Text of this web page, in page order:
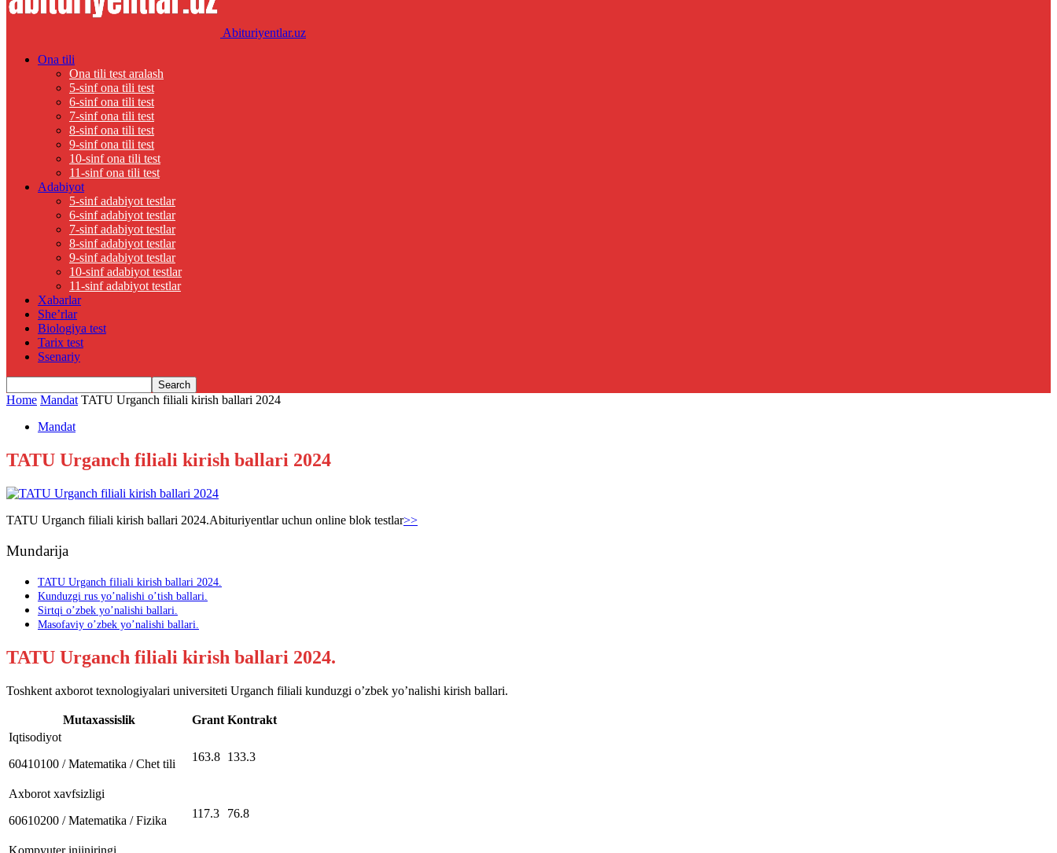
Abituriyentlar.uz
Ona tili
Ona tili test aralash
5-sinf ona tili test
6-sinf ona tili test
7-sinf ona tili test
8-sinf ona tili test
9-sinf ona tili test
10-sinf ona tili test
11-sinf ona tili test
Adabiyot
5-sinf adabiyot testlar
6-sinf adabiyot testlar
7-sinf adabiyot testlar
8-sinf adabiyot testlar
9-sinf adabiyot testlar
10-sinf adabiyot testlar
11-sinf adabiyot testlar
Xabarlar
She’rlar
Biologiya test
Tarix test
Ssenariy
Home Mandat TATU Urganch filiali kirish ballari 2024
Mandat
TATU Urganch filiali kirish ballari 2024
TATU Urganch filiali kirish ballari 2024.Abituriyentlar uchun online blok testlar>>
Mundarija
TATU Urganch filiali kirish ballari 2024.
Kunduzgi rus yo’nalishi o’tish ballari.
Sirtqi o’zbek yo’nalishi ballari.
Masofaviy o’zbek yo’nalishi ballari.
TATU Urganch filiali kirish ballari 2024.
Toshkent axborot texnologiyalari universiteti Urganch filiali kunduzgi o’zbek yo’nalishi kirish ballari.
Mutaxassislik Grant Kontrakt
Iqtisodiyot
60410100 / Matematika / Chet tili
163.8 133.3
Axborot xavfsizligi
60610200 / Matematika / Fizika
117.3 76.8
Kompyuter injiniringi